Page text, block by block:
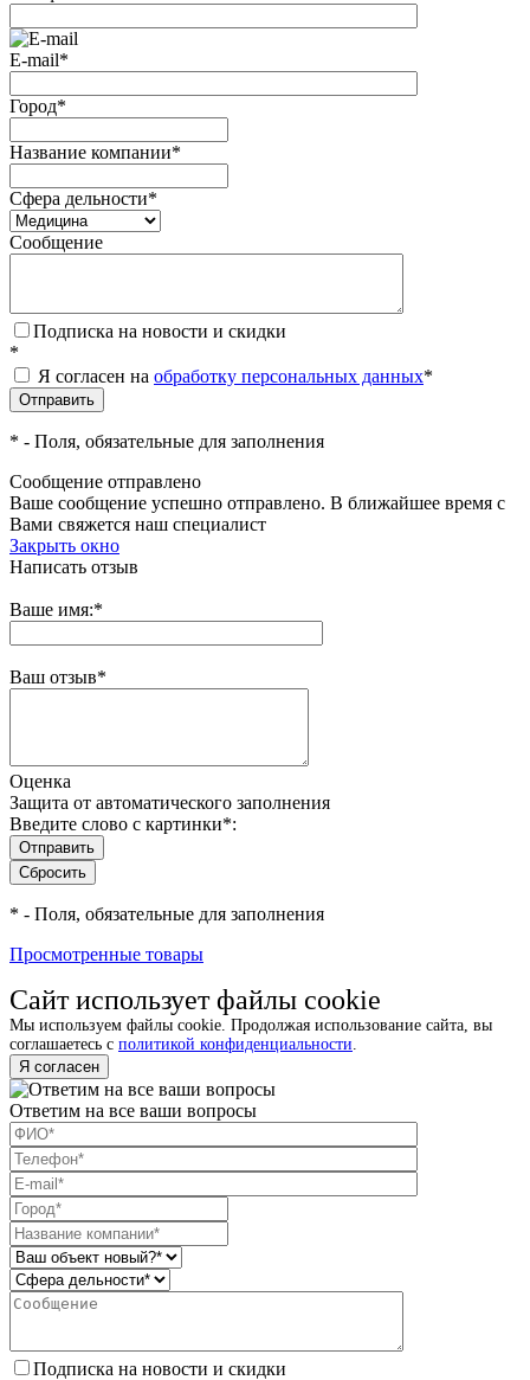
E-mail*
Город*
Название компании*
Сфера дельности*
Сообщение
Подписка на новости и скидки
*
Я согласен на обработку персональных данных*
* - Поля, обязательные для заполнения
Сообщение отправлено
Ваше сообщение успешно отправлено. В ближайшее время с
Вами свяжется наш специалист
Закрыть окно
Написать отзыв
Ваше имя:*
Ваш отзыв*
Оценка
Защита от автоматического заполнения
Введите слово с картинки*:
* - Поля, обязательные для заполнения
Просмотренные товары
Сайт использует файлы cookie
Мы используем файлы cookie. Продолжая использование сайта, вы
соглашаетесь с политикой конфиденциальности
Я согласен
Ответим на все ваши вопросы
Подписка на новости и скидки